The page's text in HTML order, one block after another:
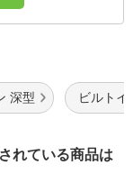
深型 ビルトイ
れている商品は